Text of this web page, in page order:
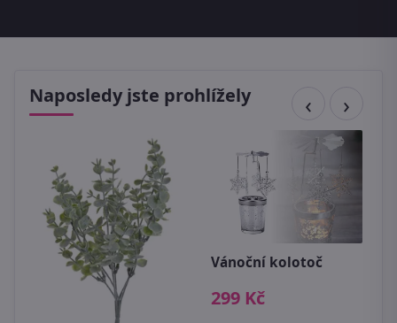
Naposledy jste prohlížely
Vánoční kolotoč
299 Kč